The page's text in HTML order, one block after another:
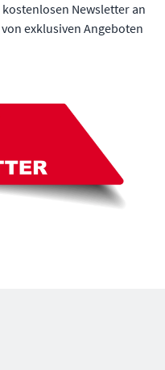
Newsletter an
exklusiven Angeboten